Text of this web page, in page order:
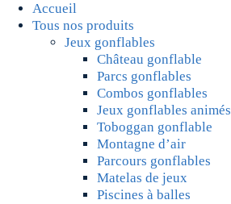
Accueil
Tous nos produits
Jeux gonflables
Château gonflable
Parcs gonflables
Combos gonflables
Jeux gonflables animés
Toboggan gonflable
Montagne d’air
Parcours gonflables
Matelas de jeux
Piscines à balles